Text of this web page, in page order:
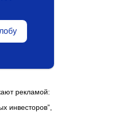
рекламой:
инвесторов”,